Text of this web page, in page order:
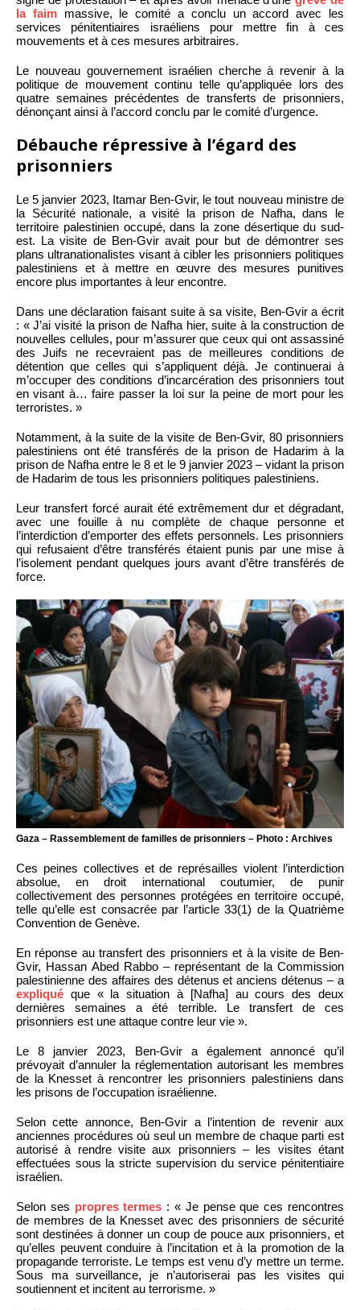
la faimmassive, le comité a conclu un accord avec les
services pénitentiaires israéliens pour mettre fin à ces
mouvements et à ces mesures arbitraires.
Le nouveau gouvernement israélien cherche à revenir à la
politique de mouvement continu telle qu’appliquée lors des
quatre semaines précédentes de transferts de prisonniers,
dénonçant ainsi à l’accord conclu par le comité d’urgence.
Débauche répressive à l’égard des
prisonniers
Le 5 janvier 2023, Itamar Ben-Gvir, le tout nouveau ministre de
la Sécurité nationale, a visité la prison de Nafha, dans le
territoire palestinien occupé, dans la zone désertique du sud-
est. La visite de Ben-Gvir avait pour but de démontrer ses
plans ultranationalistes visant à cibler les prisonniers politiques
palestiniens et à mettre en œuvre des mesures punitives
encore plus importantes à leur encontre.
Dans une déclaration faisant suite à sa visite, Ben-Gvir a écrit
: « J’ai visité la prison de Nafha hier, suite à la construction de
nouvelles cellules, pour m’assurer que ceux qui ont assassiné
des Juifs ne recevraient pas de meilleures conditions de
détention que celles qui s’appliquent déjà. Je continuerai à
m’occuper des conditions d’incarcération des prisonniers tout
en visant à… faire passer la loi sur la peine de mort pour les
terroristes. »
Notamment, à la suite de la visite de Ben-Gvir, 80 prisonniers
palestiniens ont été transférés de la prison de Hadarim à la
prison de Nafha entre le 8 et le 9 janvier 2023 – vidant la prison
de Hadarim de tous les prisonniers politiques palestiniens.
Leur transfert forcé aurait été extrêmement dur et dégradant,
avec une fouille à nu complète de chaque personne et
l’interdiction d’emporter des effets personnels. Les prisonniers
qui refusaient d’être transférés étaient punis par une mise à
l’isolement pendant quelques jours avant d’être transférés de
force.
Gaza – Rassemblement de familles de prisonniers – Photo : Archives
Ces peines collectives et de représailles violent l’interdiction
absolue, en droit international coutumier, de punir
collectivement des personnes protégées en territoire occupé,
telle qu’elle est consacrée par l’article 33(1) de la Quatrième
Convention de Genève.
En réponse au transfert des prisonniers et à la visite de Ben-
Gvir, Hassan Abed Rabbo – représentant de la Commission
palestinienne des affaires des détenus et anciens détenus – a
expliqué que « la situation à [Nafha] au cours des deux
dernières semaines a été terrible. Le transfert de ces
prisonniers est une attaque contre leur vie ».
Le 8 janvier 2023, Ben-Gvir a également annoncé qu’il
prévoyait d’annuler la réglementation autorisant les membres
de la Knesset à rencontrer les prisonniers palestiniens dans
les prisons de l’occupation israélienne.
Selon cette annonce, Ben-Gvir a l’intention de revenir aux
anciennes procédures où seul un membre de chaque parti est
autorisé à rendre visite aux prisonniers – les visites étant
effectuées sous la stricte supervision du service pénitentiaire
israélien.
Selon ses propres termes : « Je pense que ces rencontres
de membres de la Knesset avec des prisonniers de sécurité
sont destinées à donner un coup de pouce aux prisonniers, et
qu’elles peuvent conduire à l’incitation et à la promotion de la
propagande terroriste. Le temps est venu d’y mettre un terme.
Sous ma surveillance, je n’autoriserai pas les visites qui
soutiennent et incitent au terrorisme. »